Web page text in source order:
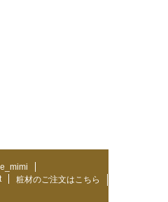
粧材のご注文はこちら